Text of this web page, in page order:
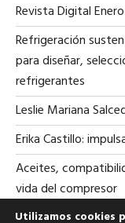
Revista Digital
Refrigeración
para diseñar,
refrigerantes
Leslie Mariana
Erika Castillo:
Aceites,
vida del compresor
Utilizamos cookies